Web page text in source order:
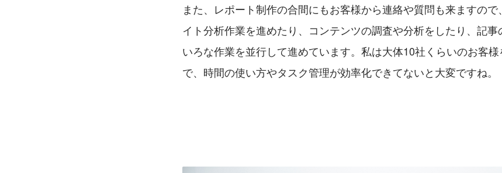
また、レポート制作の合間にもお客様から連絡や質問も来ますの
イト分析作業を進めたり、コンテンツの調査や分析をしたり、記
いろな作業を並行して進めています。私は大体10社くらいのお客
で、時間の使い方やタスク管理が効率化できてないと大変ですね。